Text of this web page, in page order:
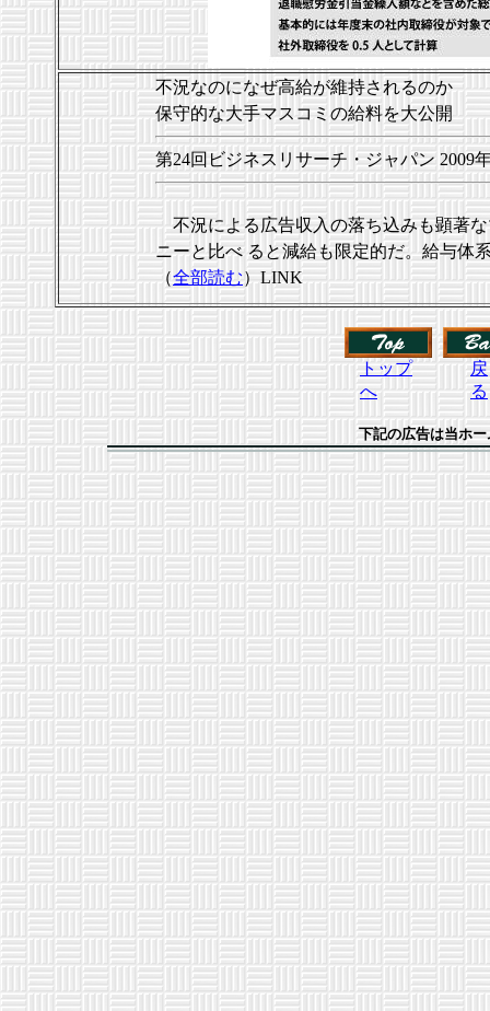
不況なのになぜ高給が維持されるのか
保守的な大手マスコミの給料を大公開
第24回ビジネスリサーチ・ジャパン 2009
不況による広告収入の落ち込みも顕著な
ニーと比べ ると減給も限定的だ。給与体
（全部読む）LINK
トップ
へ
戻
る
下記の広告は当ホ